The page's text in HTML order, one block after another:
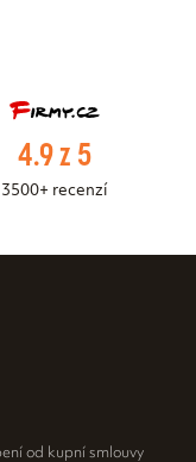
4.9 z 5
3500+ recenzí
od kupní smlouvy